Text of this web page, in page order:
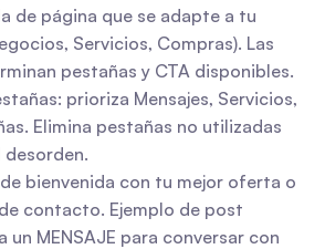
de página que se adapte a tu
Servicios, Compras). Las
pestañas y CTA disponibles.
prioriza Mensajes, Servicios,
Elimina pestañas no utilizadas
desorden.
bienvenida con tu mejor oferta o
contacto. Ejemplo de post
un MENSAJE para conversar con